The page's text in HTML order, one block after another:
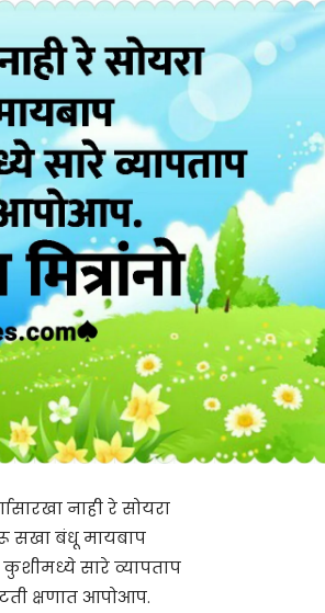
नाही रे सोयरा
सखा बंधू मायबाप
कुशीमध्ये सारे व्यापताप
क्षणात आपोआप.